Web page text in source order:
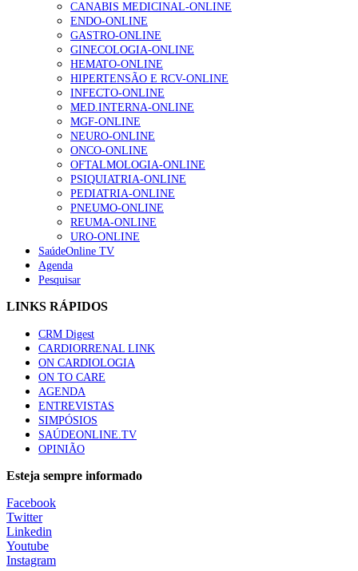
CANABIS MEDICINAL-ONLINE
ENDO-ONLINE
GASTRO-ONLINE
GINECOLOGIA-ONLINE
HEMATO-ONLINE
HIPERTENSÃO E RCV-ONLINE
INFECTO-ONLINE
MED.INTERNA-ONLINE
MGF-ONLINE
NEURO-ONLINE
ONCO-ONLINE
OFTALMOLOGIA-ONLINE
PSIQUIATRIA-ONLINE
PEDIATRIA-ONLINE
PNEUMO-ONLINE
REUMA-ONLINE
URO-ONLINE
SaúdeOnline TV
Agenda
Pesquisar
LINKS RÁPIDOS
CRM Digest
CARDIORRENAL LINK
ON CARDIOLOGIA
ON TO CARE
AGENDA
ENTREVISTAS
SIMPÓSIOS
SAÚDEONLINE.TV
OPINIÃO
Esteja sempre informado
Facebook
Twitter
Linkedin
Youtube
Instagram